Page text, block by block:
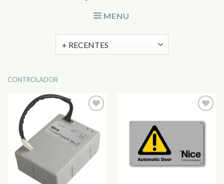
MENU
CONTROLADOR
aos
Favoritos
aos